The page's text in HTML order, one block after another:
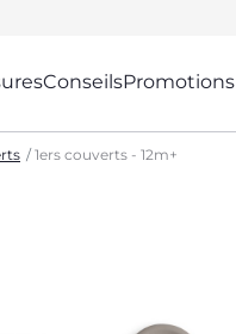
ConseilsPromotions
1ers couverts - 12m+